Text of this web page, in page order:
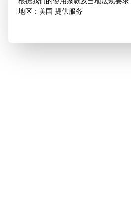
地区：美国 提供服务